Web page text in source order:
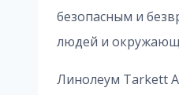
безопасным и
людей и
Линолеум Tarkett